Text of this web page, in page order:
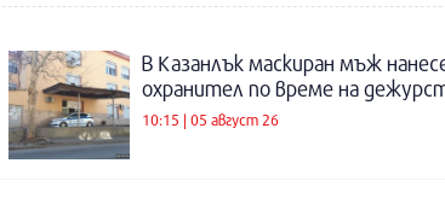
В Казанлък маскиран мъж
охранител по време на
10:15 | 05 август 26